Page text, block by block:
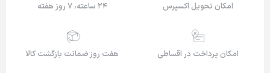
امکان تحویل اکسپرس ۲۴ ساعته، ۷ روز هفته
امکان پرداخت در اقساطی هفت روز ضمانت بازگشت کالا